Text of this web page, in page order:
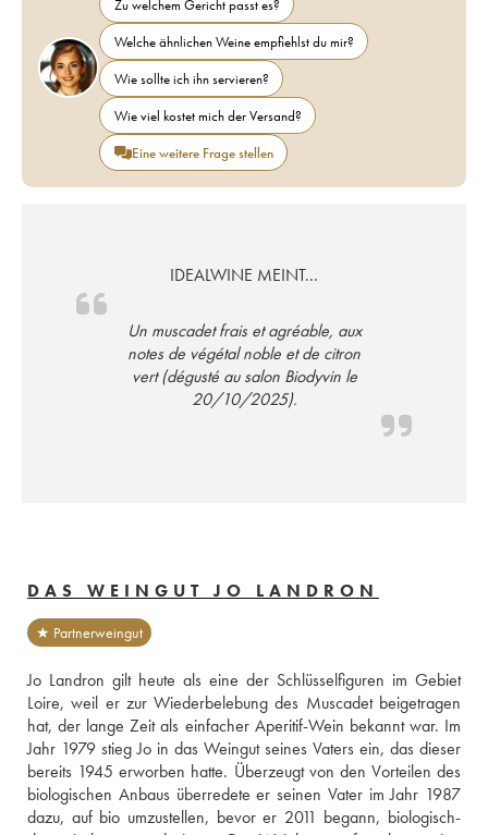
Zu welchem Gericht passt es?
Welche ähnlichen Weine empfiehlst du mir?
Wie sollte ich ihn servieren?
Wie viel kostet mich der Versand?
Eine weitere Frage stellen
IDEALWINE MEINT...
Un muscadet frais et agréable, aux
notes de végétal noble et de citron
vert (dégusté au salon Biodyvin le
20/10/2025).
DAS WEINGUT JO LANDRON
★ Partnerweingut
Jo Landron gilt heute als eine der Schlüsselfiguren im Gebiet
Loire, weil er zur Wiederbelebung des Muscadet beigetragen
hat, der lange Zeit als einfacher Aperitif-Wein bekannt war. Im
Jahr 1979 stieg Jo in das Weingut seines Vaters ein, das dieser
bereits 1945 erworben hatte. Überzeugt von den Vorteilen des
biologischen Anbaus überredete er seinen Vater im Jahr 1987
dazu, auf bio umzustellen, bevor er 2011 begann, biologisch-